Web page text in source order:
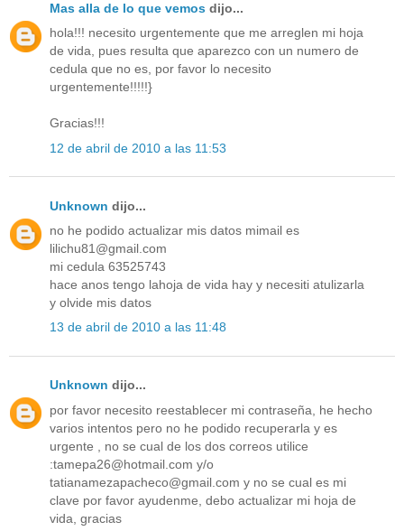
Mas alla de lo que vemos dijo...
hola!!! necesito urgentemente que me arreglen mi hoja
de vida, pues resulta que aparezco con un numero de
cedula que no es, por favor lo necesito
urgentemente!!!!!}
Gracias!!!
12 de abril de 2010 a las 11:53
Unknown dijo...
no he podido actualizar mis datos mimail es
lilichu81@gmail.com
mi cedula 63525743
hace anos tengo lahoja de vida hay y necesiti atulizarla
y olvide mis datos
13 de abril de 2010 a las 11:48
Unknown dijo...
por favor necesito reestablecer mi contraseña, he hecho
varios intentos pero no he podido recuperarla y es
urgente , no se cual de los dos correos utilice
:tamepa26@hotmail.com y/o
tatianamezapacheco@gmail.com y no se cual es mi
clave por favor ayudenme, debo actualizar mi hoja de
vida, gracias